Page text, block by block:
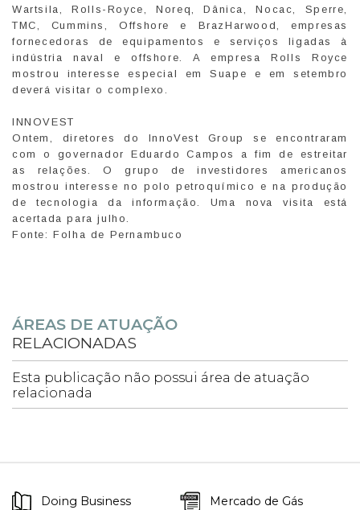
Wartsila, Rolls-Royce, Noreq, Dânica, Nocac, Sperre,
TMC, Cummins, Offshore e BrazHarwood, empresas
fornecedoras de equipamentos e serviços ligadas à
indústria naval e offshore. A empresa Rolls Royce
mostrou interesse especial em Suape e em setembro
deverá visitar o complexo.
INNOVEST
Ontem, diretores do InnoVest Group se encontraram
com o governador Eduardo Campos a fim de estreitar
as relações. O grupo de investidores americanos
mostrou interesse no polo petroquímico e na produção
de tecnologia da informação. Uma nova visita está
acertada para julho.
Fonte: Folha de Pernambuco
ÁREAS DE ATUAÇÃO
RELACIONADAS
Esta publicação não possui área de atuação
relacionada
Doing Business Mercado de Gás